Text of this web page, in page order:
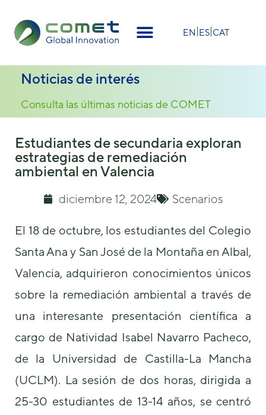
EN ES CAT
Noticias de interés
Consulta las últimas noticias de COMET
Estudiantes de secundaria exploran
estrategias de remediación
ambiental en Valencia
diciembre 12, 2024 Scenarios
El 18 de octubre, los estudiantes del Colegio
Santa Ana y San José de la Montaña en Albal,
Valencia, adquirieron conocimientos únicos
sobre la remediación ambiental a través de
una interesante presentación científica a
cargo de Natividad Isabel Navarro Pacheco,
de la Universidad de Castilla-La Mancha
(UCLM). La sesión de dos horas, dirigida a
25-30 estudiantes de 13-14 años, se centró
Necesarias
Estas
cookies no
son